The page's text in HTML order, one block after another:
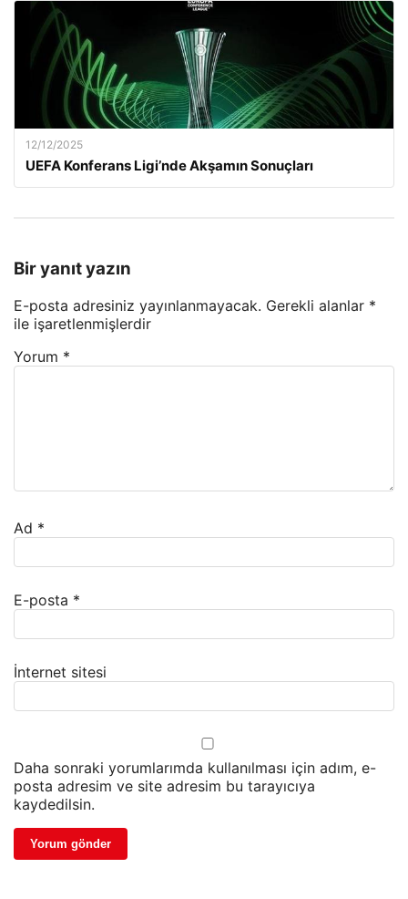
12/12/2025
UEFA Konferans Ligi’nde Akşamın Sonuçları
Bir yanıt yazın
E-posta adresiniz yayınlanmayacak. Gerekli alanlar *
ile işaretlenmişlerdir
Yorum *
Ad *
E-posta *
İnternet sitesi
Daha sonraki yorumlarımda kullanılması için adım, e-
posta adresim ve site adresim bu tarayıcıya
kaydedilsin.